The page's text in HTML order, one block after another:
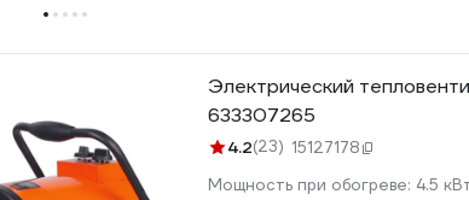
Электрический
633307265
4.2(23) 15127178
Мощность при обогреве: 4.5